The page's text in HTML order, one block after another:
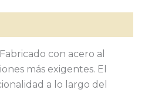
con acero al
más exigentes. El
a lo largo del